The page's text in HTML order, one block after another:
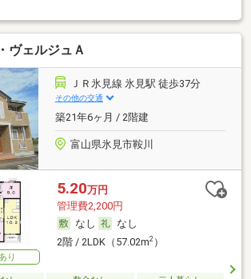
ヴェルジュＡ
ＪＲ氷見線 氷見駅 徒歩37分
その他の交通
築21年6ヶ月 / 2階建
富山県氷見市鞍川
り
5.20万円
管理費2,200円
なし
なし
2階 / 2LDK（57.02m2）